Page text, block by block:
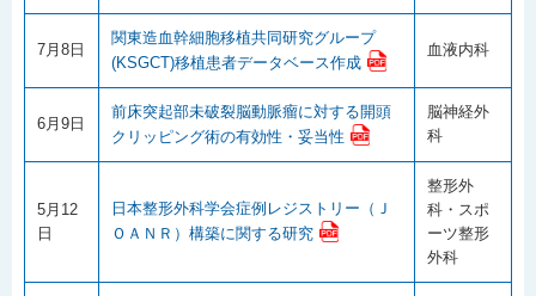
7月8日
関東造血幹細胞移植共同研究グループ
(KSGCT)移植患者データベース作成
血液内科
6月9日
前床突起部未破裂脳動脈瘤に対する開頭
クリッピング術の有効性・妥当性
脳神経外
科
5月12
日
日本整形外科学会症例レジストリー（Ｊ
ＯＡＮＲ）構築に関する研究
整形外
科・スポ
ーツ整形
外科